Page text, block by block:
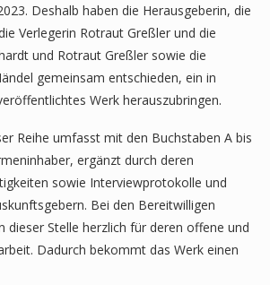
Deshalb haben die Herausgeberin, die
Verlegerin Rotraut Greßler und die
und Rotraut Greßler sowie die
gemeinsam entschieden, ein in
Werk herauszubringen.
Reihe umfasst mit den Buchstaben A bis
ergänzt durch deren
sowie Interviewprotokolle und
Bei den Bereitwilligen
dieser Stelle herzlich für deren offene und
Dadurch bekommt das Werk einen